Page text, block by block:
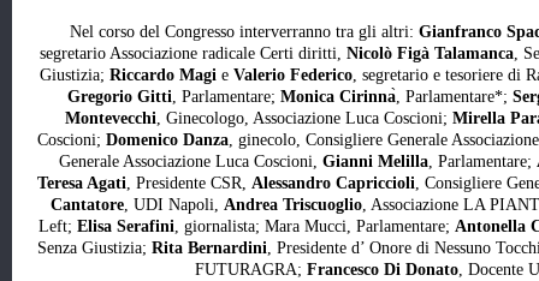
Nel corso del Congresso interverranno tra gli altri: Gianfranco
segretario Associazione radicale Certi diritti, Nicolò Figà Talamanca,
Giustizia; Riccardo Magie Valerio Federico, segretario e tesoriere di
Gregorio Gitti, Parlamentare; Monica Cirinnà, Parlamentare*;
Montevecchi, Ginecologo, Associazione Luca Coscioni; Mirella
Coscioni; Domenico Danza, ginecolo, Consigliere Generale
Generale Associazione Luca Coscioni, Gianni Melilla, Parlamentare;
Teresa Agati, Presidente CSR, Alessandro Capriccioli, Consigliere
Cantatore, UDI Napoli, Andrea Triscuoglio, Associazione LA
Left; Elisa Serafini, giornalista; Mara Mucci, Parlamentare; Antonella
Senza Giustizia; Rita Bernardini, Presidente d’ Onore di Nessuno
FUTURAGRA; Francesco Di Donato, Docente